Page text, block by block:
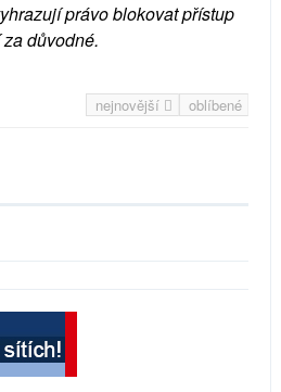
právo blokovat přístup
důvodné.
nejnovější oblíbené